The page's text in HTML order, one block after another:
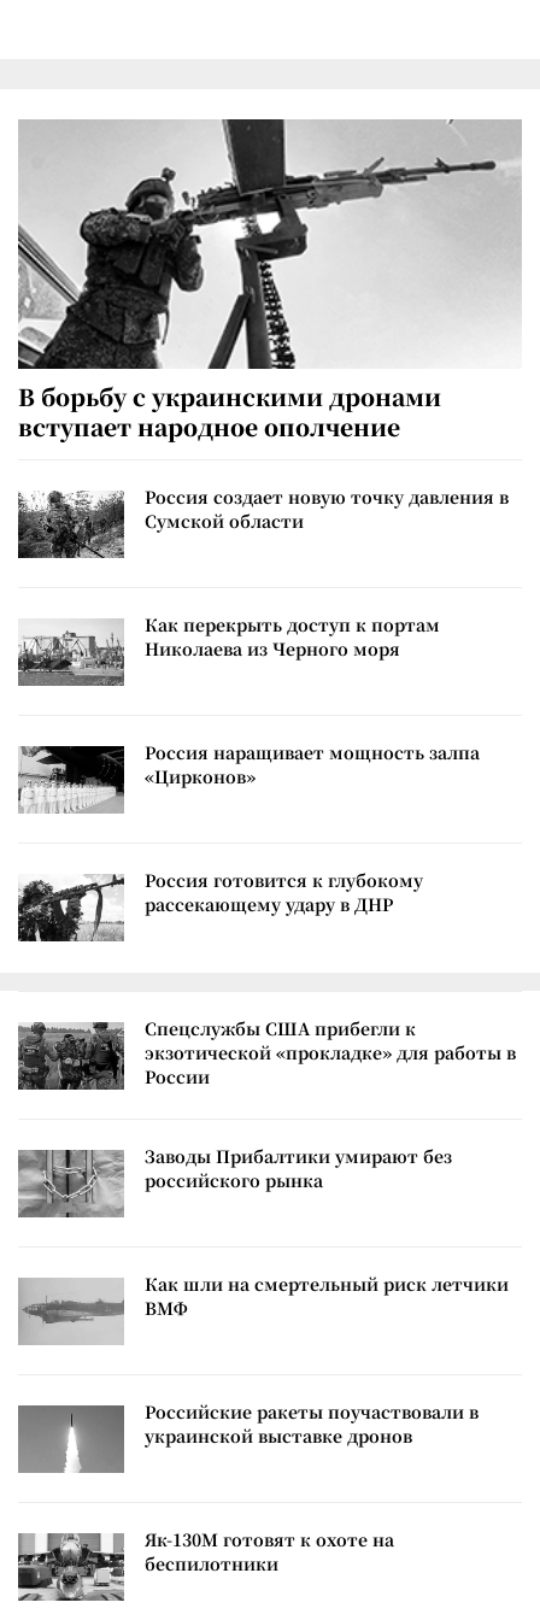
В борьбу с украинскими дронами
вступает народное ополчение
Россия создает новую точку давления в
Сумской области
Как перекрыть доступ к портам
Николаева из Черного моря
Россия наращивает мощность залпа
«Цирконов»
Россия готовится к глубокому
рассекающему удару в ДНР
Спецслужбы США прибегли к
экзотической «прокладке» для работы в
России
Заводы Прибалтики умирают без
российского рынка
Как шли на смертельный риск летчики
ВМФ
Российские ракеты поучаствовали в
украинской выставке дронов
Як-130М готовят к охоте на
беспилотники